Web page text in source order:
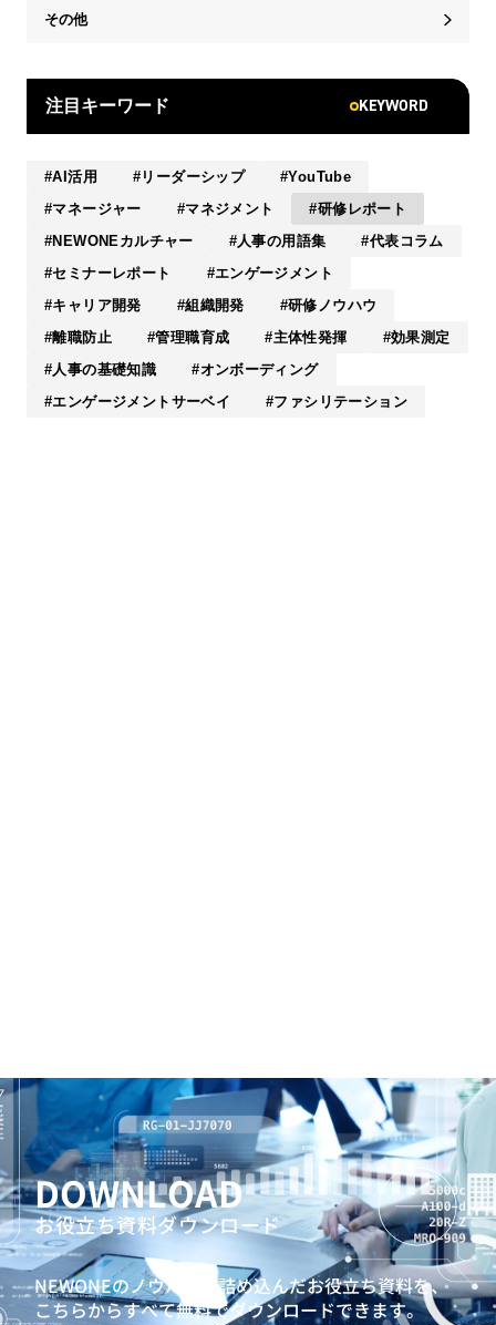
その他
注目キーワード KEYWORD
AI活用 リーダーシップ
YouTube
マネージャー
マネジメント
研修レポート
NEWONEカルチャー
人事の用語集
代表コラム
セミナーレポート
エンゲージメント
キャリア開発
組織開発
研修ノウハウ
離職防止
管理職育成 主体性発揮
効果測定
人事の基礎知識
オンボーディング
エンゲージメントサーベイ
ファシリテーション
DOWNLOAD
お役立ち資料ダウンロード
NEWONEのノウハウを詰め込んだお役立ち資料を、
こちらからすべて無料でダウンロードできます。